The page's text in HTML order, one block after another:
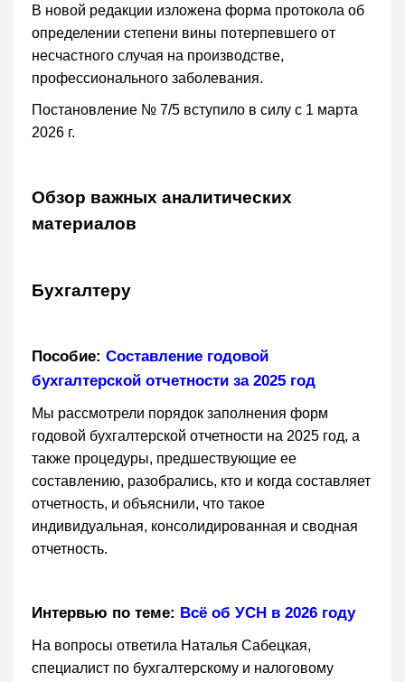
В новой редакции изложена форма протокола об
определении степени вины потерпевшего от
несчастного случая на производстве,
профессионального заболевания.
Постановление № 7/5 вступило в силу с 1 марта
2026 г.
Обзор важных аналитических
материалов
Бухгалтеру
Пособие: Составление годовой
бухгалтерской отчетности за 2025 год
Мы рассмотрели порядок заполнения форм
годовой бухгалтерской отчетности на 2025 год, а
также процедуры, предшествующие ее
составлению, разобрались, кто и когда составляет
отчетность, и объяснили, что такое
индивидуальная, консолидированная и сводная
отчетность.
Интервью по теме: Всё об УСН в 2026 году
На вопросы ответила Наталья Сабецкая,
специалист по бухгалтерскому и налоговому